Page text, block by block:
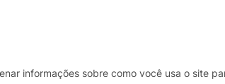
informações sobre como você usa o site